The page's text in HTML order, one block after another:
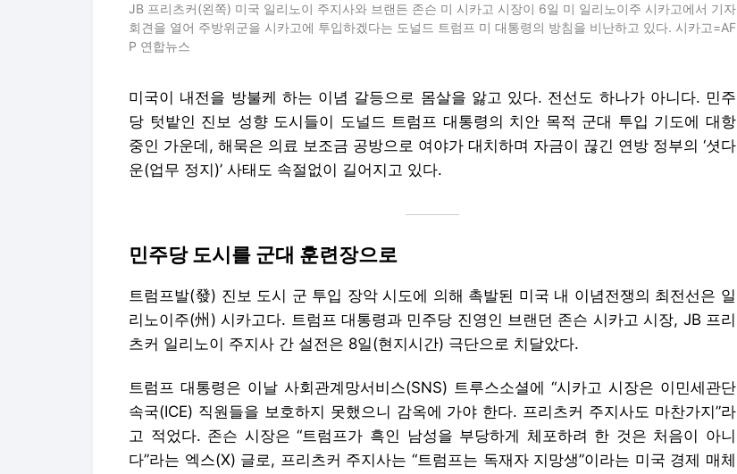
JB 프리츠커(왼쪽) 미국 일리노이 주지사와 브랜든 존슨 미 시카고 시장이 6일 미 일리노이주 시카고에서 기자
회견을 열어 주방위군을 시카고에 투입하겠다는 도널드 트럼프 미 대통령의 방침을 비난하고 있다. 시카고=AF
P 연합뉴스
미국이 내전을 방불케 하는 이념 갈등으로 몸살을 앓고 있다. 전선도 하나가 아니다. 민주
당 텃밭인 진보 성향 도시들이 도널드 트럼프 대통령의 치안 목적 군대 투입 기도에 대항
중인 가운데, 해묵은 의료 보조금 공방으로 여야가 대치하며 자금이 끊긴 연방 정부의 ‘셧다
운(업무 정지)’ 사태도 속절없이 길어지고 있다.
민주당 도시를 군대 훈련장으로
트럼프발(發) 진보 도시 군 투입 장악 시도에 의해 촉발된 미국 내 이념전쟁의 최전선은 일
리노이주(州) 시카고다. 트럼프 대통령과 민주당 진영인 브랜던 존슨 시카고 시장, JB 프리
츠커 일리노이 주지사 간 설전은 8일(현지시간) 극단으로 치달았다.
트럼프 대통령은 이날 사회관계망서비스(SNS) 트루스소셜에 “시카고 시장은 이민세관단
속국(ICE) 직원들을 보호하지 못했으니 감옥에 가야 한다. 프리츠커 주지사도 마찬가지”라
고 적었다. 존슨 시장은 “트럼프가 흑인 남성을 부당하게 체포하려 한 것은 처음이 아니
다”라는 엑스(X) 글로, 프리츠커 주지사는 “트럼프는 독재자 지망생”이라는 미국 경제 매체